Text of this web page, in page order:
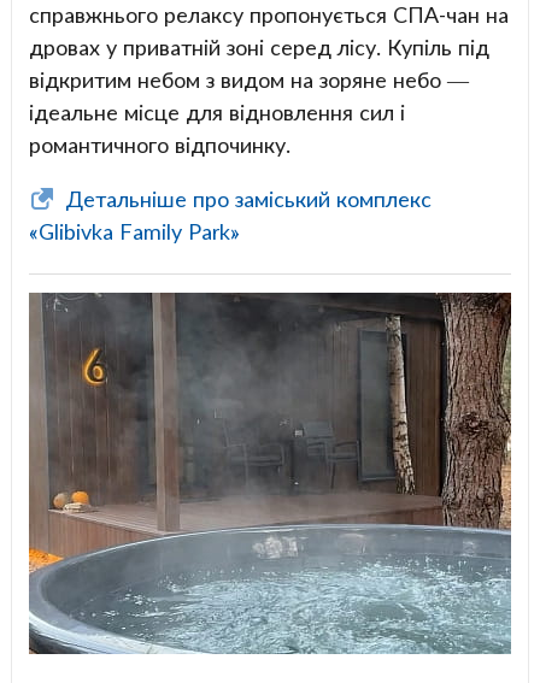
справжнього релаксу пропонується СПА-чан на
дровах у приватній зоні серед лісу. Купіль під
відкритим небом з видом на зоряне небо —
ідеальне місце для відновлення сил і
романтичного відпочинку.
Детальніше про заміський комплекс
«Glibivka Family Park»